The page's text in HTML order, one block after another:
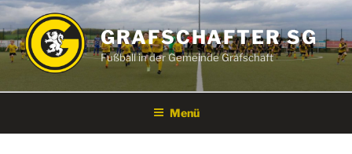
Zum
Inhalt
springen
GRAFSCHAFTER SG
Fußball in der Gemeinde Grafschaft
Menü